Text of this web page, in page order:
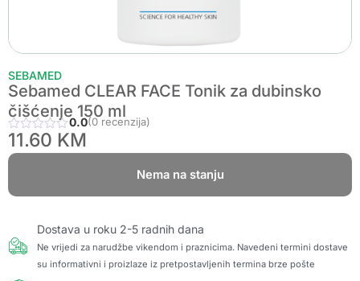
SEBAMED
Sebamed CLEAR FACE Tonik za dubinsko
čišćenje 150 ml
0.0(0 recenzija)
11.60 KM
Nema na stanju
Dostava u roku 2-5 radnih dana
Ne vrijedi za narudžbe vikendom i praznicima. Navedeni termini dostave
su informativni i proizlaze iz pretpostavljenih termina brze pošte